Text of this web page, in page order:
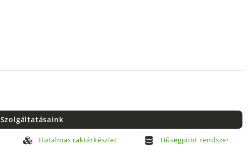
Szolgáltatásaink
Hatalmas raktárkészlet Hűségpont rendszer